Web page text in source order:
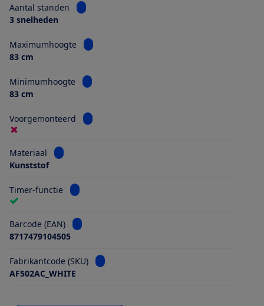
Aantal standen
Bekijk informatie voor Aantal standen
3 snelheden
Maximumhoogte
Bekijk informatie voor Maximumhoogte
83 cm
Minimumhoogte
Bekijk informatie voor Minimumhoogte
83 cm
Voorgemonteerd Bekijk informatie voor Voorgemonteerd
Materiaal
Bekijk informatie voor Materiaal
Kunststof
Timer-functie Bekijk informatie voor Timer-functie
Barcode (EAN)
Bekijk informatie voor Barcode (EAN)
8717479104505
Fabrikantcode (SKU)
Bekijk informatie voor Fabrikantcode (SKU)
AF502AC_WHITE